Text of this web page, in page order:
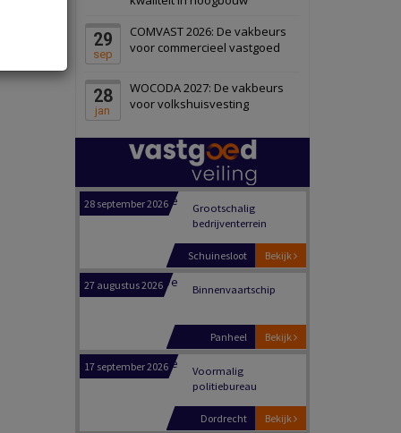
29
sep
COMVAST 2026: De vakbeurs
voor commercieel vastgoed
28
jan
WOCODA 2027: De vakbeurs
voor volkshuisvesting
Schiedam
22 september 2026 Attractiepark
Bekijk
Oranje
28 september 2026
bedrijventerrein
Schuinesloot
27 augustus 2026 Binnenvaartschip
Bekijk
Panheel
17 september 2026
Voormalig
Bekijk
Dordrecht
17 september 2026
Voormalig
politiebureau
Bekijk
Hilversum